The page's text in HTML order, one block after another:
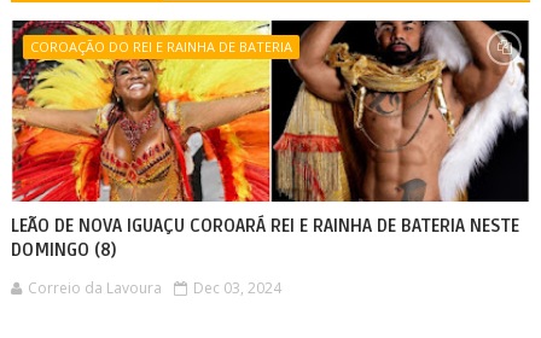
COROAÇÃO DO REI E RAINHA DE BATERIA
LEÃO DE NOVA IGUAÇU COROARÁ REI E RAINHA DE BATERIA NESTE
DOMINGO (8)
Correio da Lavoura Dec 03, 2024